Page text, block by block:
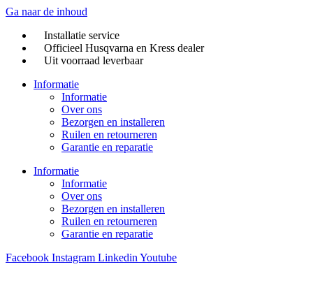
Ga naar de inhoud
Installatie service
Officieel Husqvarna en Kress dealer
Uit voorraad leverbaar
Informatie
Informatie
Over ons
Bezorgen en installeren
Ruilen en retourneren
Garantie en reparatie
Informatie
Informatie
Over ons
Bezorgen en installeren
Ruilen en retourneren
Garantie en reparatie
Facebook Instagram Linkedin Youtube